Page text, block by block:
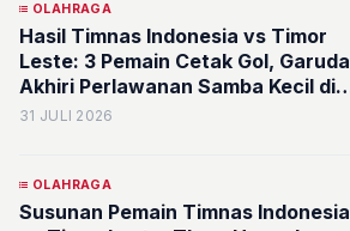
OLAHRAGA
Hasil Timnas Indonesia vs Timor
Leste: 3 Pemain Cetak Gol, Garuda
Akhiri Perlawanan Samba Kecil di
Piala AFF 2026
31 JULI 2026
OLAHRAGA
Susunan Pemain Timnas Indonesia